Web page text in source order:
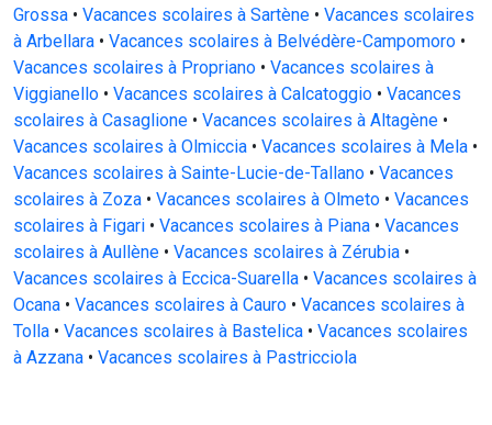
Grossa • Vacances scolaires à Sartène • Vacances scolaires
à Arbellara • Vacances scolaires à Belvédère-Campomoro •
Vacances scolaires à Propriano • Vacances scolaires à
Viggianello • Vacances scolaires à Calcatoggio • Vacances
scolaires à Casaglione • Vacances scolaires à Altagène •
Vacances scolaires à Olmiccia • Vacances scolaires à Mela •
Vacances scolaires à Sainte-Lucie-de-Tallano • Vacances
scolaires à Zoza • Vacances scolaires à Olmeto • Vacances
scolaires à Figari • Vacances scolaires à Piana • Vacances
scolaires à Aullène • Vacances scolaires à Zérubia •
Vacances scolaires à Eccica-Suarella • Vacances scolaires à
Ocana • Vacances scolaires à Cauro • Vacances scolaires à
Tolla • Vacances scolaires à Bastelica • Vacances scolaires
à Azzana • Vacances scolaires à Pastricciola